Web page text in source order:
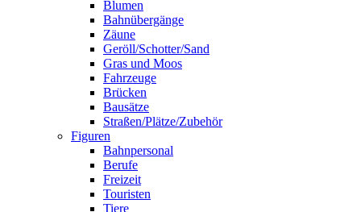
Blumen
Bahnübergänge
Zäune
Geröll/Schotter/Sand
Gras und Moos
Fahrzeuge
Brücken
Bausätze
Straßen/Plätze/Zubehör
Figuren
Bahnpersonal
Berufe
Freizeit
Touristen
Tiere